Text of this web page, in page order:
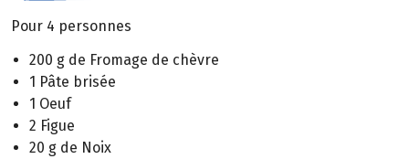
Pour 4 personnes
200 g de Fromage de chèvre
1 Pâte brisée
1 Oeuf
2 Figue
20 g de Noix